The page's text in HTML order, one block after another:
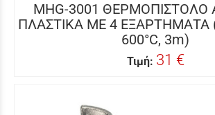
MHG-3001 ΘΕΡΜΟΠΙΣΤΟΛΟ
ΠΛΑΣΤΙΚΑ ΜΕ 4 ΕΞΑΡΤΗΜΑΤΑ
600°C, 3m)
Τιμή: 31 €